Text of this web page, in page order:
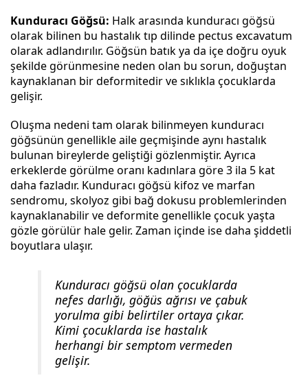
Kunduracı Göğsü: Halk arasında kunduracı göğsü
olarak bilinen bu hastalık tıp dilinde pectus excavatum
olarak adlandırılır. Göğsün batık ya da içe doğru oyuk
şekilde görünmesine neden olan bu sorun, doğuştan
kaynaklanan bir deformitedir ve sıklıkla çocuklarda
gelişir.
Oluşma nedeni tam olarak bilinmeyen kunduracı
göğsünün genellikle aile geçmişinde aynı hastalık
bulunan bireylerde geliştiği gözlenmiştir. Ayrıca
erkeklerde görülme oranı kadınlara göre 3 ila 5 kat
daha fazladır. Kunduracı göğsü kifoz ve marfan
sendromu, skolyoz gibi bağ dokusu problemlerinden
kaynaklanabilir ve deformite genellikle çocuk yaşta
gözle görülür hale gelir. Zaman içinde ise daha şiddetli
boyutlara ulaşır.
Kunduracı göğsü olan çocuklarda
nefes darlığı, göğüs ağrısı ve çabuk
yorulma gibi belirtiler ortaya çıkar.
Kimi çocuklarda ise hastalık
herhangi bir semptom vermeden
gelişir.